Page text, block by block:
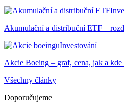
Akumulační a distribuční ETF –
Investování
Akcie Boeing – graf, cena, jak a
Všechny články
Doporučujeme